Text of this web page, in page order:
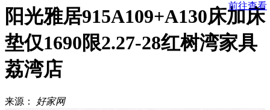
前往查看
阳光雅居915A109+A130床加床
垫仅1690限2.27-28红树湾家具
荔湾店
来源： 好家网